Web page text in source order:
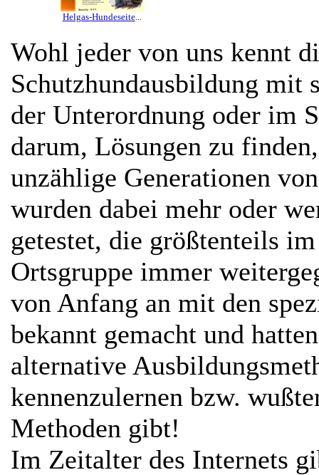
Helgas-Hundeseite...
Wohl jeder von uns kennt
Schutzhundausbildung mit
der Unterordnung oder im
darum, Lösungen zu
unzählige Generationen
wurden dabei mehr oder
getestet, die größtenteils
Ortsgruppe immer
von Anfang an mit den
bekannt gemacht und
alternative
kennenzulernen bzw.
Methoden gibt!
Im Zeitalter des Internets